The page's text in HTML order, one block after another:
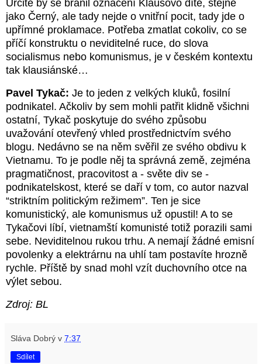
Určitě by se bránil označení Klausovo dítě, stejně
jako Černý, ale tady nejde o vnitřní pocit, tady jde o
upřímné proklamace. Potřeba zmatlat cokoliv, co se
příčí konstruktu o neviditelné ruce, do slova
socialismus nebo komunismus, je v českém kontextu
tak klausiánské…
Pavel Tykač: Je to jeden z velkých kluků, fosilní
podnikatel. Ačkoliv by sem mohli patřit klidně všichni
ostatní, Tykač poskytuje do svého způsobu
uvažování otevřený vhled prostřednictvím svého
blogu. Nedávno se na něm svěřil ze svého obdivu k
Vietnamu. To je podle něj ta správná země, zejména
pragmatičnost, pracovitost a - světe div se -
podnikatelskost, které se daří v tom, co autor nazval
“striktním politickým režimem”. Ten je sice
komunistický, ale komunismus už opustil! A to se
Tykačovi líbí, vietnamští komunisté totiž porazili sami
sebe. Neviditelnou rukou trhu. A nemají žádné emisní
povolenky a elektrárnu na uhlí tam postavíte hrozně
rychle. Příště by snad mohl vzít duchovního otce na
výlet sebou.
Zdroj: BL
Sláva Dobrý v 7:37
Sdílet